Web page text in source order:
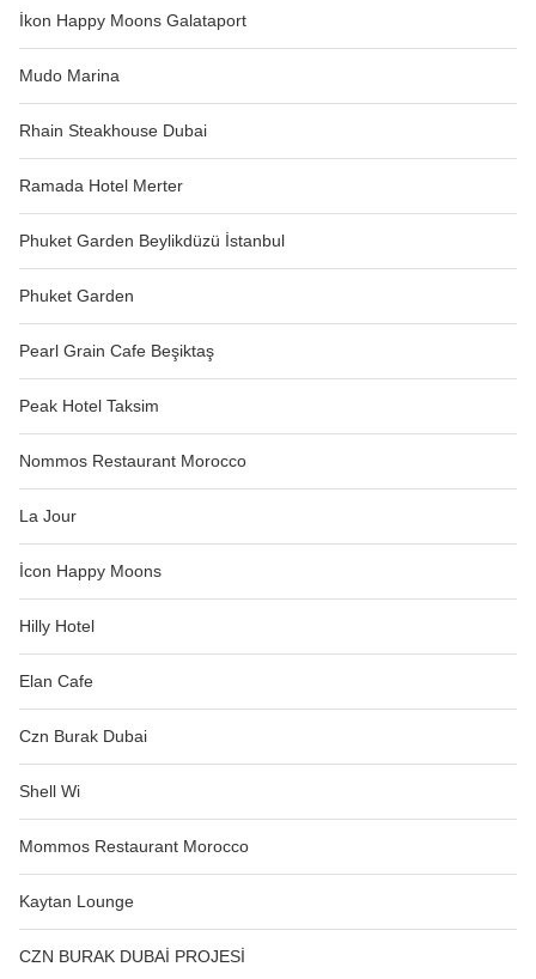
İkon Happy Moons Galataport
Mudo Marina
Rhain Steakhouse Dubai
Ramada Hotel Merter
Phuket Garden Beylikdüzü İstanbul
Phuket Garden
Pearl Grain Cafe Beşiktaş
Peak Hotel Taksim
Nommos Restaurant Morocco
La Jour
İcon Happy Moons
Hilly Hotel
Elan Cafe
Czn Burak Dubai
Shell Wi
Mommos Restaurant Morocco
Kaytan Lounge
CZN BURAK DUBAİ PROJESİ